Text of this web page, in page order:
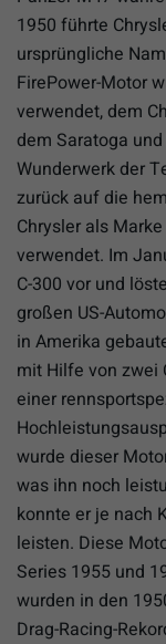
1950 führte
ursprüngliche
FirePower-Motor
verwendet, dem
dem Saratoga
Wunderwerk der
zurück auf die
Chrysler als
verwendet. Im
C-300 vor und
großen US-
in Amerika
mit Hilfe von zwei
einer
wurde dieser
was ihn noch
konnte er je nach
leisten. Diese
Series 1955 und
wurden in den
Drag-Racing-